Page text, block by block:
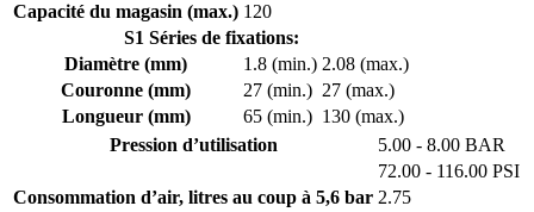
Capacité du magasin (max.) 120
S1 Séries de fixations:
Diamètre (mm)
1.8 (min.) 2.08 (max.)
Couronne (mm)
27 (min.) 27 (max.)
Longueur (mm)
65 (min.) 130 (max.)
Pression d’utilisation
5.00 - 8.00 BAR
72.00 - 116.00 PSI
Consommation d’air, litres au coup à 5,6 bar 2.75